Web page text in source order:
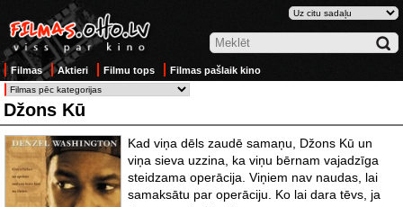
Filmas Aktieri Filmu tops Filmas pašlaik kino
Džons Kū
Kad viņa dēls zaudē samaņu, Džons Kū un
viņa sieva uzzina, ka viņu bērnam vajadzīga
steidzama operācija. Viņiem nav naudas, lai
samaksātu par operāciju. Ko lai dara tēvs, ja